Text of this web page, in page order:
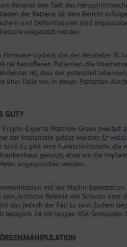
Beispiel den Takt des
der Batterie ist dem Bericht
und Defibrillatoren sind
eingesetzt werden.
Update, das der Hersteller St.
rät betroffenen Patienten, die
ist, dass der potenziell
über Fälle vor, in denen Patienten
GUT?
Krypto-Experte Matthew Green zweifelt
der Implantate gelöst wurden: Er
sind. Es gibt eine Funkschnittstelle, die
genutzt, etwa um die
angesprochen werden.
mit der Merlin-
kritische Befehle wie Schocks über
das jedoch der Fall zu sein. Zudem
lediglich 24-bit-langen RSA-Schlüsseln.